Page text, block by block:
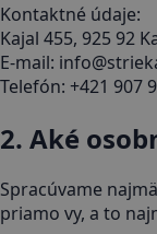
Kontaktné údaje:
Kajal 455, 925 92
E-mail:
Telefón: +421 907
2. Aké
Spracúvame
priamo vy, a to